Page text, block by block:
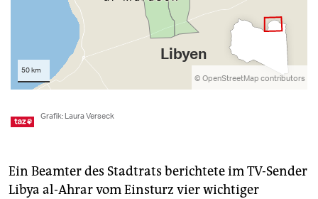
Ein Beamter des Stadtrats berichtete im TV-Sender
Libya al-Ahrar vom Einsturz vier wichtiger